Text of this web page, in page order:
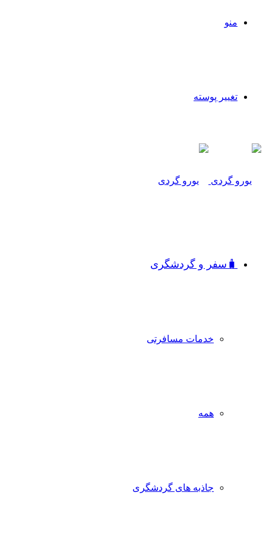
منو
تغییر پوسته
🧳سفر و گردشگری
خدمات مسافرتی
همه
جاذبه‌ های گردشگری